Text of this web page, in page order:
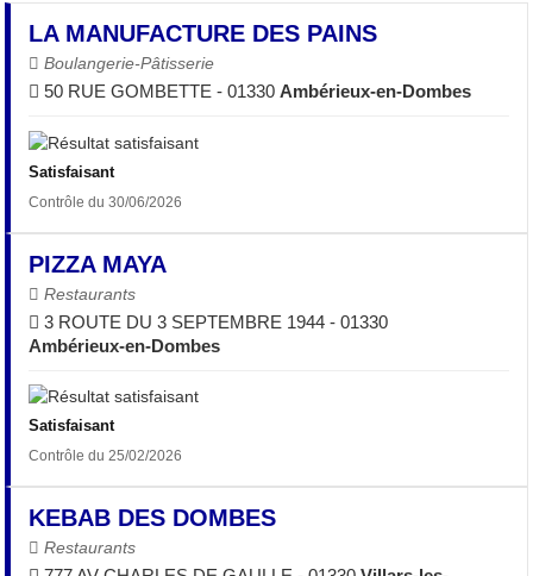
LA MANUFACTURE DES PAINS
Boulangerie-Pâtisserie
50 RUE GOMBETTE - 01330Ambérieux-en-Dombes
Satisfaisant
Contrôle du 30/06/2026
PIZZA MAYA
Restaurants
3 ROUTE DU 3 SEPTEMBRE 1944 - 01330
Ambérieux-en-Dombes
Satisfaisant
Contrôle du 25/02/2026
KEBAB DES DOMBES
Restaurants